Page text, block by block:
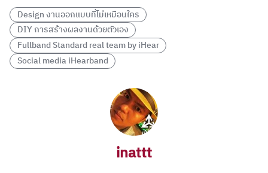
Design งานออกแบบที่ไม่เหมือนใคร
DIY การสร้างผลงานด้วยตัวเอง
Fullband Standard real team by iHear
Social media iHearband
inattt